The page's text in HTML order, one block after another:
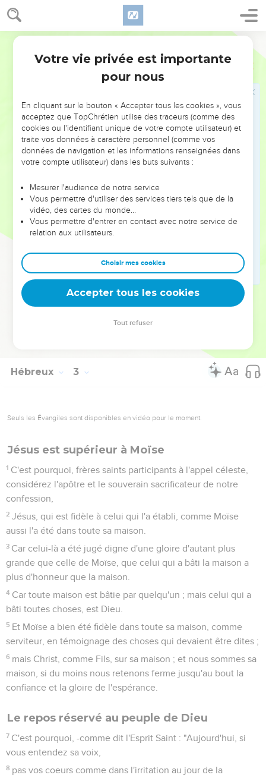
Hébreux 2
gloire, il consommât le chef de leur salut par des
souffrances.
Car, et celui qui sanctifie et ceux qui sont sanctifiés sont
disant : "J'annoncerai ton nom à mes frères ; au milieu de
Et encore : "Moi, je me confierai en lui". Et encore : "Me
voici, moi, et les enfants que Dieu m'a donnés".
Puis donc que les enfants ont eu part au sang et à la chair,
lui aussi semblablement y a participé, afin que, par la mort, il
à-dire le diable ;
et qu'il délivrât tous ceux qui, par la crainte de la mort,
étaient, pendant toute leur vie, assujettis à la servitude.
16
semence d'Abraham.
C'est pourquoi il dut, en toutes choses, être rendu
semblable à ses frères, afin qu'il fût un miséricordieux et
fidèle souverain sacrificateur dans les choses qui concernent
Hébreux 3
Seuls les Évangiles sont disponibles en vidéo pour le moment.
Jésus est supérieur à Moïse
1 C'est pourquoi, frères saints participants à l'appel céleste,
considérez l'apôtre et le souverain sacrificateur de notre
confession,
2 Jésus, qui est fidèle à celui qui l'a établi, comme Moïse
aussi l'a été dans toute sa maison.
3 Car celui-là a été jugé digne d'une gloire d'autant plus
grande que celle de Moïse, que celui qui a bâti la maison a
plus d'honneur que la maison.
4 Car toute maison est bâtie par quelqu'un ; mais celui qui a
bâti toutes choses, est Dieu.
5 Et Moïse a bien été fidèle dans toute sa maison, comme
serviteur, en témoignage des choses qui devaient être dites ;
6 mais Christ, comme Fils, sur sa maison ; et nous sommes sa
maison, si du moins nous retenons ferme jusqu'au bout la
confiance et la gloire de l'espérance.
Le repos réservé au peuple de Dieu
7 C'est pourquoi, -comme dit l'Esprit Saint : "Aujourd'hui, si
vous entendez sa voix,
8 pas vos coeurs comme dans l'irritation au jour de la
Votre vie privée est importante
pour nous
En cliquant sur le bouton « Accepter tous les cookies », vous
acceptez que TopChrétien utilise des traceurs (comme des
cookies ou l'identifiant unique de votre compte utilisateur) et
traite vos données à caractère personnel (comme vos
données de navigation et les informations renseignées dans
votre compte utilisateur) dans les buts suivants :
Mesurer l'audience de notre service
Vous permettre d'utiliser des services tiers tels que de la
vidéo, des cartes du monde…
Vous permettre d'entrer en contact avec notre service de
relation aux utilisateurs.
Choisir mes cookies
Accepter tous les cookies
Tout refuser